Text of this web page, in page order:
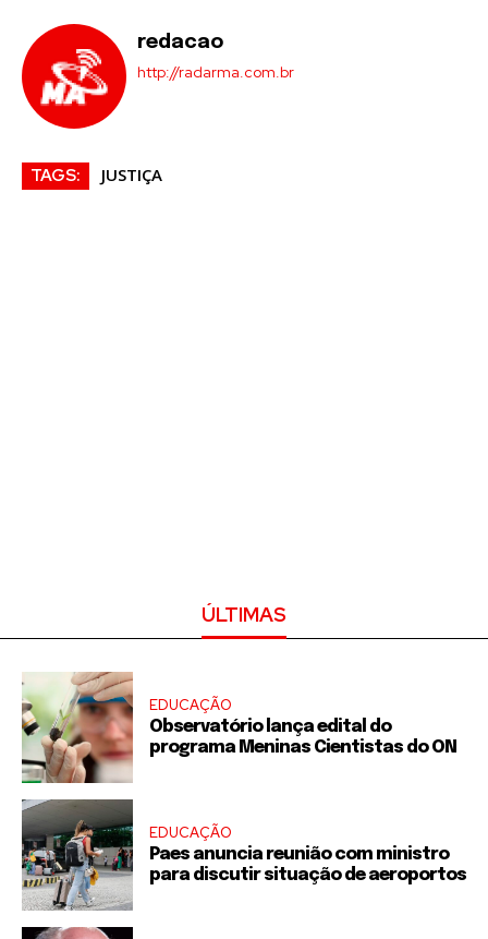
redacao
http://radarma.com.br
TAGS: JUSTIÇA
ÚLTIMAS
EDUCAÇÃO
Observatório lança edital do
programa Meninas Cientistas do ON
EDUCAÇÃO
Paes anuncia reunião com ministro
para discutir situação de aeroportos